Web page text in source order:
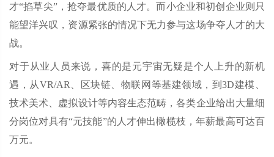
才“掐草尖”，抢夺最优质的人才。而小企业和初创企业则只
能望洋兴叹，资源紧张的情况下无力参与这场争夺人才的大
战。
对于从业人员来说，喜的是元宇宙无疑是个人上升的新机
遇，从VR/AR、区块链、物联网等基建领域，到3D建模、
技术美术、虚拟设计等内容生态范畴，各类企业给出大量细
分岗位对具有“元技能”的人才伸出橄榄枝，年薪最高可达百
万元。